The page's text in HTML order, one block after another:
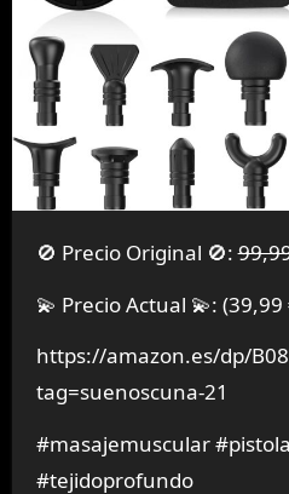
🚫 Precio Original 🚫:
💫 Precio Actual 💫:
https://amazon.es/dp/
tag=suenoscuna-21
#masajemuscular
#tejidoprofundo